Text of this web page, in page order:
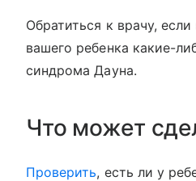
Обратиться к врачу,
вашего ребенка какие-
синдрома Дауна.
Что может
Проверить, есть ли у